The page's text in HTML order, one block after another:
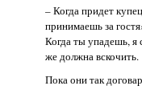
– Когда придет
принимаешь за
Когда ты упадешь,
же должна вскочить.
Пока они так